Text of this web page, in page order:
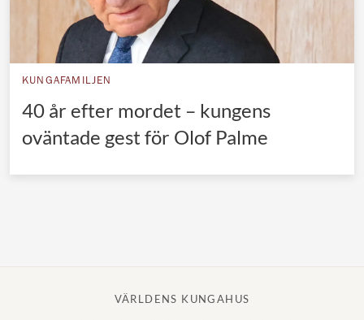
Belgiska kungahuset
Jordanska kungahuset
Luxemburgska storhertighuset
Japanska kejsarhuset
Thailändska kungahuset
KUNGAFAMILJEN
40 år efter mordet – kungens
oväntade gest för Olof Palme
VÄRLDENS KUNGAHUS